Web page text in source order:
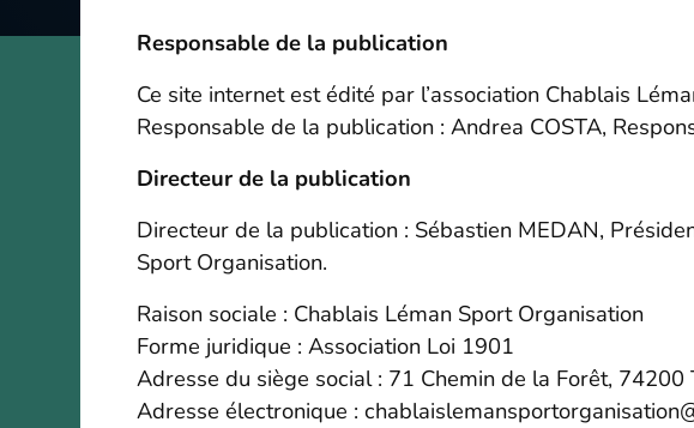
Responsable de la publication
Ce site internet est édité par l’association Chablais
Responsable de la publication : Andrea COSTA,
Directeur de la publication
Directeur de la publication : Sébastien MEDAN,
Sport Organisation.
Raison sociale : Chablais Léman Sport Organisation
Forme juridique : Association Loi 1901
Adresse du siège social : 71 Chemin de la Forêt, 74200
Adresse électronique :